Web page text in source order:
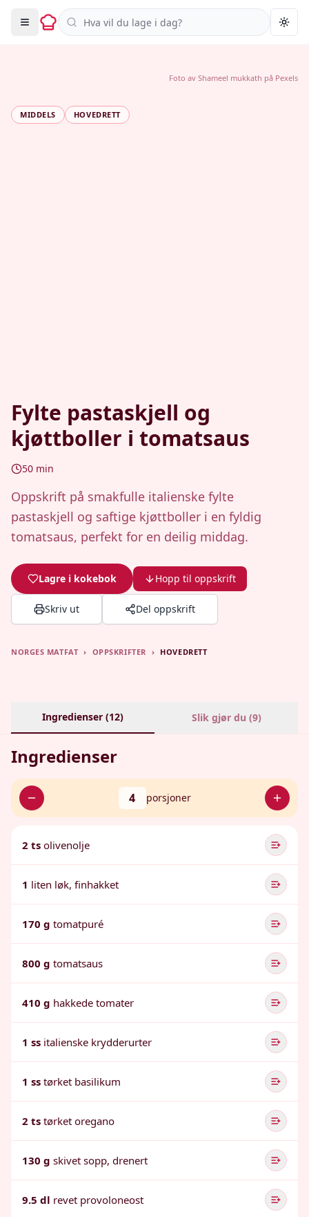
Søk i oppskrifter
MIDDELS HOVEDRETT
Fylte pastaskjell og
kjøttboller i tomatsaus
50 min
Oppskrift på smakfulle italienske fylte
pastaskjell og saftige kjøttboller i en fyldig
tomatsaus, perfekt for en deilig middag.
Lagre i kokebok Hopp til oppskrift
Skriv ut Del oppskrift
Foto av Shameel mukkath på Pexels
NORGES MATFAT › OPPSKRIFTER › HOVEDRETT
Ingredienser (12) Slik gjør du (9)
Ingredienser
4 porsjoner
2 ts olivenolje
1 liten løk, finhakket
170 g tomatpuré
800 g tomatsaus
410 g hakkede tomater
1 ss italienske krydderurter
1 ss tørket basilikum
2 ts tørket oregano
130 g skivet sopp, drenert
9.5 dl revet provoloneost